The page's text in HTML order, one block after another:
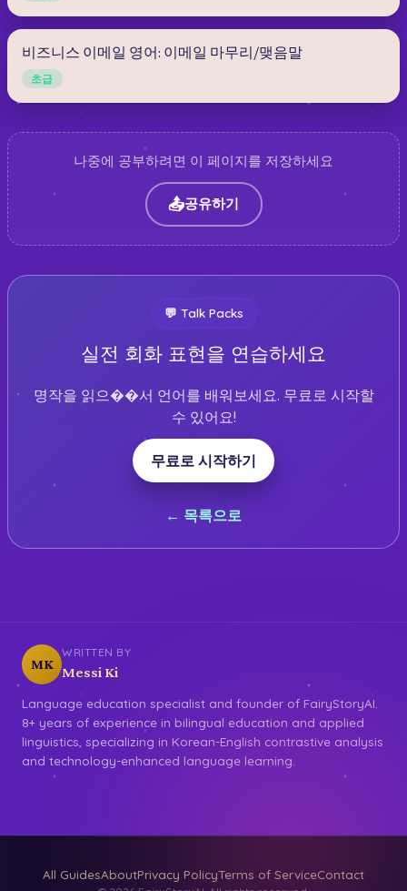
비즈니스 이메일 영어: 이메일 마무리/맺음말
초급
나중에 공부하려면 이 페이지를 저장하세요
📤공유하기
💬 Talk Packs
실전 회화 표현을 연습하세요
명작을 읽으��서 언어를 배워보세요. 무료로 시작할
수 있어요!
무료로 시작하기
← 목록으로
MK
WRITTEN BY
Messi Ki
Language education specialist and founder of FairyStoryAI.
8+ years of experience in bilingual education and applied
linguistics, specializing in Korean-English contrastive analysis
and technology-enhanced language learning.
All GuidesAboutPrivacy PolicyTerms of ServiceContact